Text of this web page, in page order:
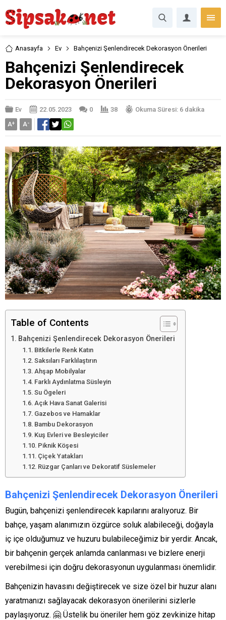
Anasayfa Ev Bahçenizi Şenlendirecek Dekorasyon Önerileri
Bahçenizi Şenlendirecek
Dekorasyon Önerileri
Ev 22.05.2023 0 38
Okuma Süresi: 6 dakika
A+ A-
Table of Contents
Bahçenizi Şenlendirecek Dekorasyon Önerileri
Bitkilerle Renk Katın
Saksıları Farklılaştırın
Ahşap Mobilyalar
Farklı Aydınlatma Süsleyin
Su Ögeleri
Açık Hava Sanat Galerisi
Gazebos ve Hamaklar
Bambu Dekorasyon
Kuş Evleri ve Besleyiciler
Piknik Köşesi
Çiçek Yatakları
Rüzgar Çanları ve Dekoratif Süslemeler
Bahçenizi Şenlendirecek Dekorasyon Önerileri
Bugün, bahçenizi şenlendirecek kapılarını aralıyoruz. Bir
bahçe, yaşam alanımızın özgürce soluk alabileceği, doğayla
iç içe olduğumuz ve huzuru bulabileceğimiz bir yerdir. Ancak,
bir bahçenin gerçek anlamda canlanması ve bizlere enerji
verebilmesi için doğru dekorasyonun uygulanması önemlidir.
Bahçenizin havasını değiştirecek ve size özel bir huzur alanı
yaratmanızı sağlayacak dekorasyon önerilerini sizlerle
paylaşıyoruz. 🤗 Üstelik bu öneriler hem göz zevkinize hitap